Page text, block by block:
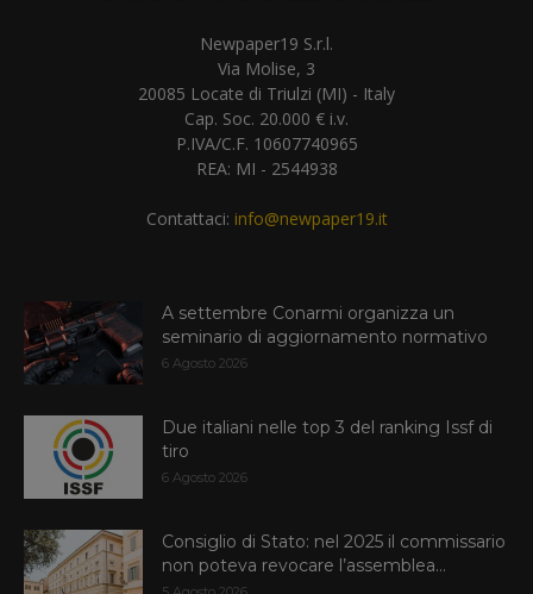
Newpaper19 S.r.l.
Via Molise, 3
20085 Locate di Triulzi (MI) - Italy
Cap. Soc. 20.000 € i.v.
P.IVA/C.F. 10607740965
REA: MI - 2544938
Contattaci: info@newpaper19.it
A settembre Conarmi organizza un
seminario di aggiornamento normativo
6 Agosto 2026
Due italiani nelle top 3 del ranking Issf di
tiro
6 Agosto 2026
Consiglio di Stato: nel 2025 il commissario
non poteva revocare l’assemblea...